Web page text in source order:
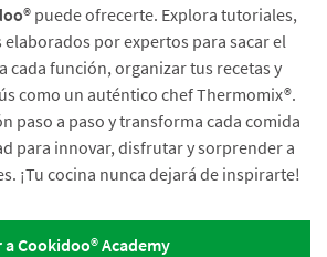
puede ofrecerte. Explora tutoriales,
por expertos para sacar el
cada función, organizar tus recetas y
como un auténtico chef Thermomix®.
paso a paso y transforma cada comida
para innovar, disfrutar y sorprender a
¡Tu cocina nunca dejará de inspirarte!
a Cookidoo® Academy